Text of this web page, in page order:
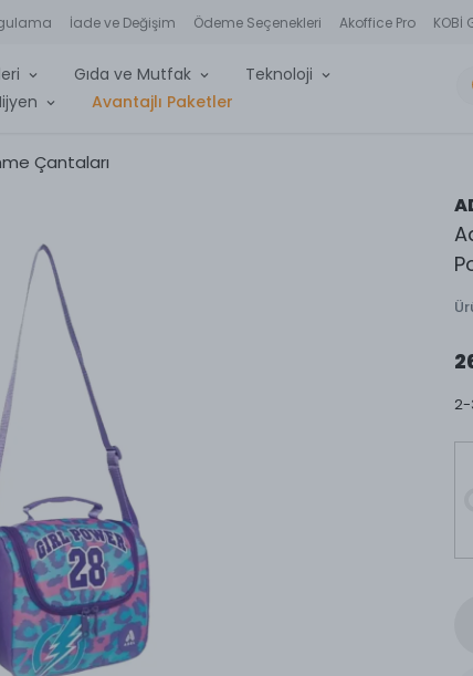
İade ve Değişim Ödeme Seçenekleri Akoffice Pro KOBİ
Gıda ve Mutfak
Teknoloji
Avantajlı Paketler
Çantaları